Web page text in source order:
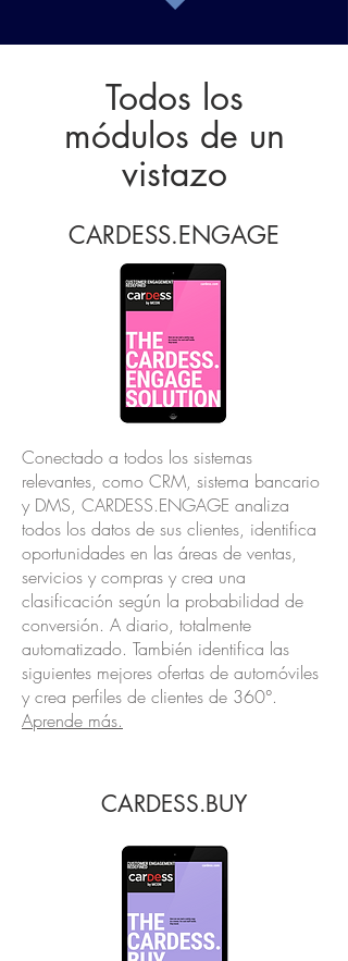
Todos los
módulos de un
vistazo
CARDESS.ENGAGE
Conectado a todos los sistemas
relevantes, como CRM, sistema bancario
y DMS, CARDESS.ENGAGE analiza
todos los datos de sus clientes, identifica
oportunidades en las áreas de ventas,
servicios y compras y crea una
clasificación según la probabilidad de
conversión. A diario, totalmente
automatizado. También identifica las
siguientes mejores ofertas de automóviles
y crea perfiles de clientes de 360°.
Aprende más.
CARDESS.BUY